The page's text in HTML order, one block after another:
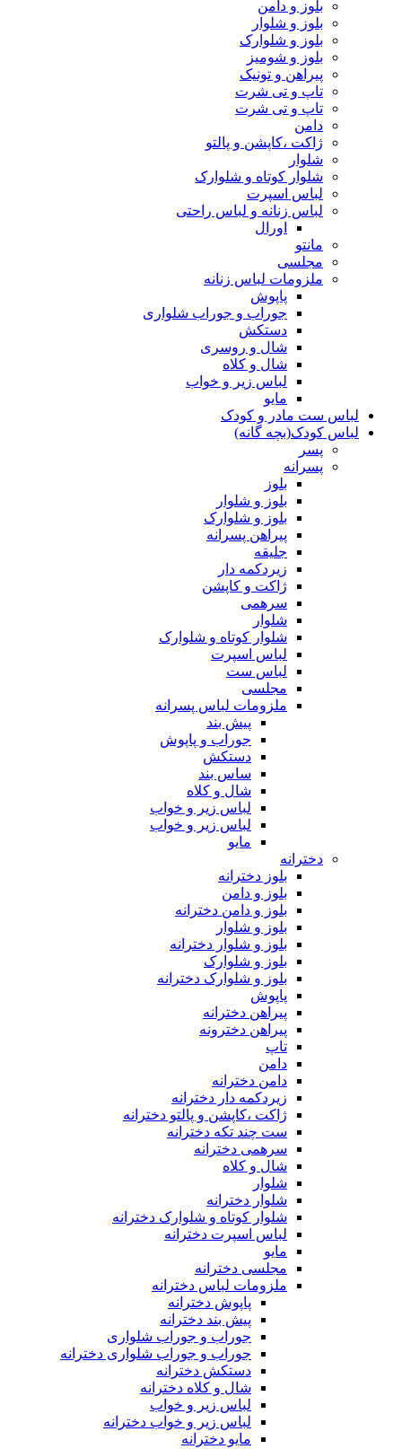
بلوز و دامن
بلوز و شلوار
بلوز و شلوارک
بلوز و شومیز
پیراهن و تونیک
تاپ و تی شرت
تاپ و تی شرت
دامن
ژاکت ،کاپشن و پالتو
شلوار
شلوار کوتاه و شلوارک
لباس اسپرت
لباس زنانه و لباس راحتی
اورال
مانتو
مجلسی
ملزومات لباس زنانه
پاپوش
جوراب و جوراب شلواری
دستکش
شال و روسری
شال و کلاه
لباس زیر و خواب
مایو
لباس ست مادر و کودک
لباس کودک(بچه گانه)
پسر
پسرانه
بلوز
بلوز و شلوار
بلوز و شلوارک
پیراهن پسرانه
جلیقه
زیردکمه دار
ژاکت و کاپشن
سرهمی
شلوار
شلوار کوتاه و شلوارک
لباس اسپرت
لباس ست
مجلسی
ملزومات لباس پسرانه
پیش بند
جوراب و پاپوش
دستکش
ساس بند
شال و کلاه
لباس زیر و خواب
لباس زیر و خواب
مایو
دخترانه
بلوز دخترانه
بلوز و دامن
بلوز و دامن دخترانه
بلوز و شلوار
بلوز و شلوار دخترانه
بلوز و شلوارک
بلوز و شلوارک دخترانه
پاپوش
پیراهن دخترانه
پیراهن دخترونه
تاپ
دامن
دامن دخترانه
زیردکمه دار دخترانه
ژاکت ،کاپشن و پالتو دخترانه
ست چند تکه دخترانه
سرهمی دخترانه
شال و کلاه
شلوار
شلوار دخترانه
شلوار کوتاه و شلوارک دخترانه
لباس اسپرت دخترانه
مایو
مجلسی دخترانه
ملزومات لباس دخترانه
پاپوش دخترانه
پیش بند دخترانه
جوراب و جوراب شلواری
جوراب و جوراب شلواری دخترانه
دستکش دخترانه
شال و کلاه دخترانه
لباس زیر و خواب
لباس زیر و خواب دخترانه
مایو دخترانه